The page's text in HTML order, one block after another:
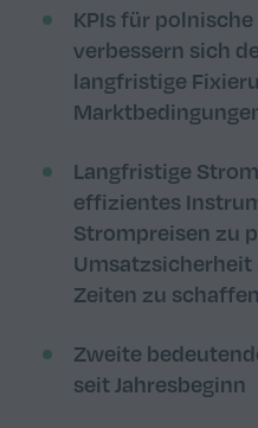
KPIs für
verbessern sich
langfristige
Langfristige
effizientes
Strompreisen zu
Zeiten zu schaffen
Zweite
seit Jahresbeginn